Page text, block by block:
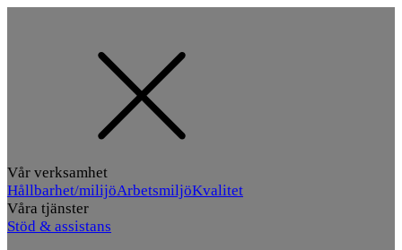
Vår verksamhet
Hållbarhet/milijöArbetsmiljöKvalitet
Våra tjänster
Stöd & assistans